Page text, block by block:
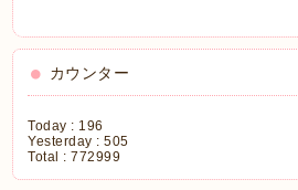
カウンター
Today : 196
Yesterday :505
Total :772999